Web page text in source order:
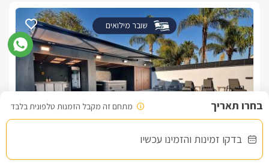
מתחם זה מקבל הזמנות טלפונית בלבד
בדקו זמינות והזמינו עכשיו
שובר מילואים